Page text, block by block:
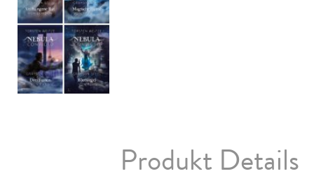
Produkt Details